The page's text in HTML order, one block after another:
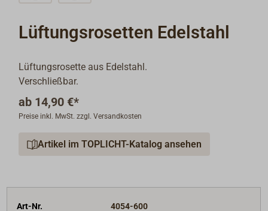
Lüftungsrosetten Edelstahl
Lüftungsrosette aus Edelstahl.
Verschließbar.
ab 14,90 €*
Preise inkl. MwSt. zzgl. Versandkosten
Artikel im TOPLICHT-Katalog ansehen
Art-Nr. 4054-600